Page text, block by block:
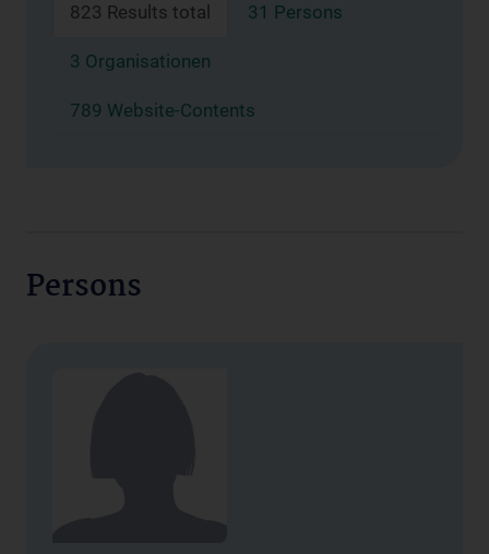
823 Results total 31 Persons
3 Organisationen
789 Website-Contents
Persons